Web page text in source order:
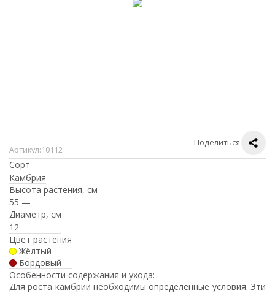
Артикул:10112
Поделиться
Сорт
Камбрия
Высота растения, см
55 —
Диаметр, см
12
Цвет растения
Жёлтый
Бордовый
Особенности содержания и ухода:
Для роста камбрии необходимы определённые условия. Эти